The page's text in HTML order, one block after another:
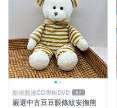
影視動漫CD專輯DVD 57
嚴選中古豆豆眼條紋安撫熊